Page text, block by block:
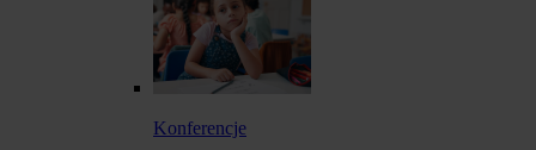
Konferencje